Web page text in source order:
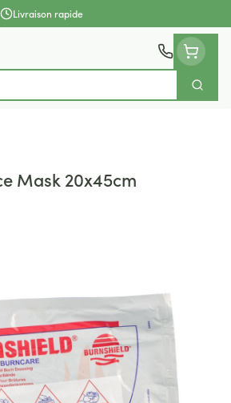
Livraison rapide
Mask 20x45cm